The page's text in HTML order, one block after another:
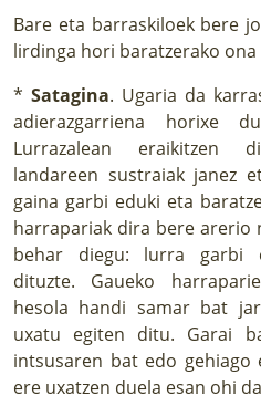
Bare eta barraskiloek bere
lirdinga hori baratzerako
* Satagina. Ugaria da
adierazgarriena horixe
Lurrazalean eraikitzen
landareen sustraiak janez
gaina garbi eduki eta
harrapariak dira bere arerio
behar diegu: lurra garbi
dituzte. Gaueko
hesola handi samar bat
uxatu egiten ditu. Garai
intsusaren bat edo gehiago
ere uxatzen duela esan ohi